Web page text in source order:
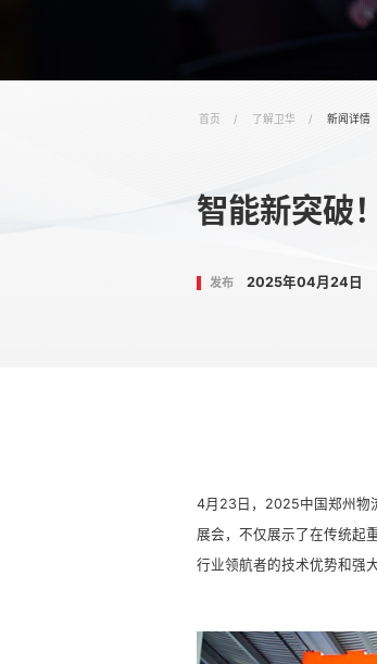
首页 / 了解卫华 / 新闻详情
智能新突破
发布 2025年04月24日
4月23日，2025中国郑州物
展会，不仅展示了在传统起
行业领航者的技术优势和强